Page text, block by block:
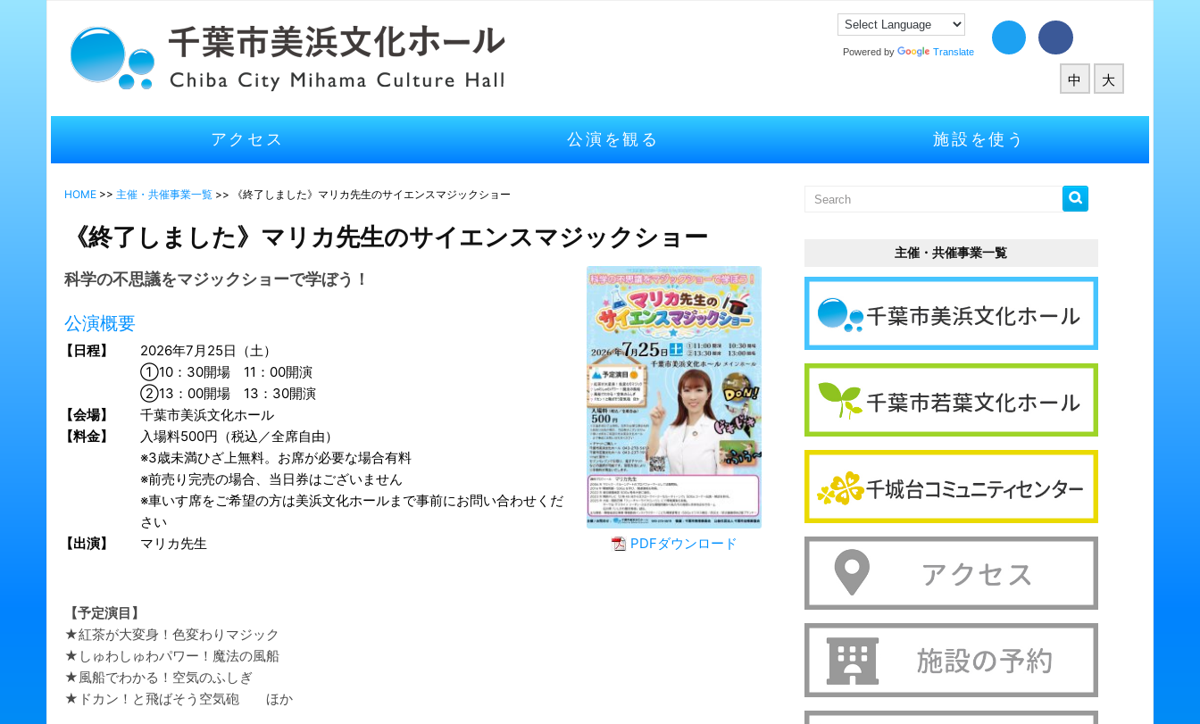
Powered by Translate
中 大
アクセス 公演を観る 施設を使う
HOME >> 主催・共催事業一覧 >> 《終了しました》マリカ先生のサイエンスマジックショー
《終了しました》マリカ先生のサイエンスマジックショー
PDFダウンロード
科学の不思議をマジックショーで学ぼう！
公演概要
【日程】
2026年7月25日（土）
①10：30開場 11：00開演
②13：00開場 13：30開演
【会場】
千葉市美浜文化ホール
【料金】
入場料500円（税込／全席自由）
※3歳未満ひざ上無料。お席が必要な場合有料
※前売り完売の場合、当日券はございません
※車いす席をご希望の方は美浜文化ホールまで事前にお問い合わせくだ
さい
【出演】
マリカ先生
【予定演目】
★紅茶が大変身！色変わりマジック
★しゅわしゅわパワー！魔法の風船
★風船でわかる！空気のふしぎ
★ドカン！と飛ばそう空気砲 ほか
主催・共催事業一覧